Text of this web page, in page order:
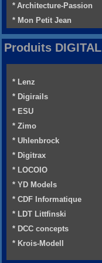
* Architecture-Passion
* Mon Petit Jean
Produits DIGITAL
* Lenz
* Digirails
* ESU
* Zimo
* Uhlenbrock
* Digitrax
* LOCOIO
* YD Models
* CDF Informatique
* LDT Littfinski
* DCC concepts
* Krois-Modell